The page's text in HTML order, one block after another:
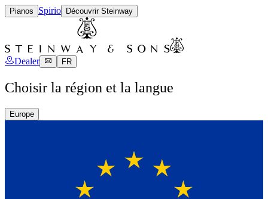
Pianos Spirio Découvrir Steinway
Dealer FR
Choisir la région et la langue
Europe